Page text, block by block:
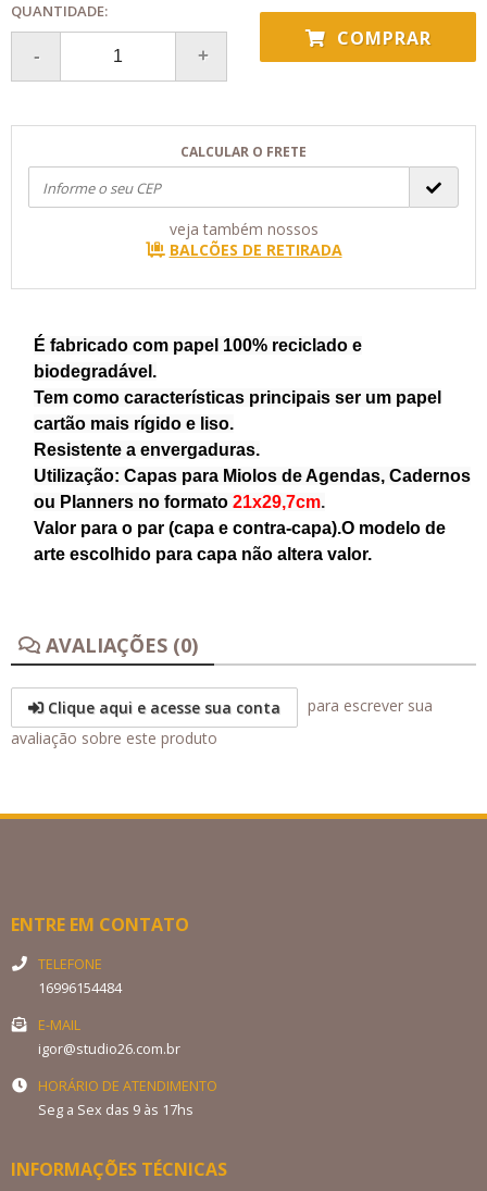
QUANTIDADE:
COMPRAR
CALCULAR O FRETE
veja também nossos
BALCÕES DE RETIRADA
É fabricado com papel 100% reciclado e
biodegradável.
Tem como características principais ser um papel
cartão mais rígido e liso.
Resistente a envergaduras.
Utilização: Capas para Miolos de Agendas, Cadernos
ou Planners no formato 21x29,7cm.
Valor para o par (capa e contra-capa).O modelo de
arte escolhido para capa não altera valor.
AVALIAÇÕES (0)
Clique aqui e acesse sua conta
para escrever sua
avaliação sobre este produto
ENTRE EM CONTATO
TELEFONE
16996154484
E-MAIL
igor@studio26.com.br
HORÁRIO DE ATENDIMENTO
Seg a Sex das 9 às 17hs
INFORMAÇÕES TÉCNICAS